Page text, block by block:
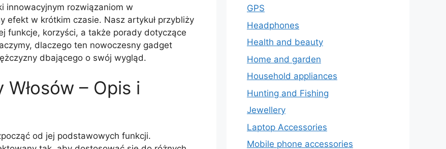
innowacyjnym rozwiązaniom w
efekt w krótkim czasie. Nasz artykuł przybliży
funkcje, korzyści, a także porady dotyczące
dlaczego ten nowoczesny gadget
dbającego o swój wygląd.
– Opis i
od jej podstawowych funkcji.
GPS
Headphones
Health and beauty
Home and garden
Household appliances
Hunting and Fishing
Jewellery
Laptop Accessories
Mobile phone accessories